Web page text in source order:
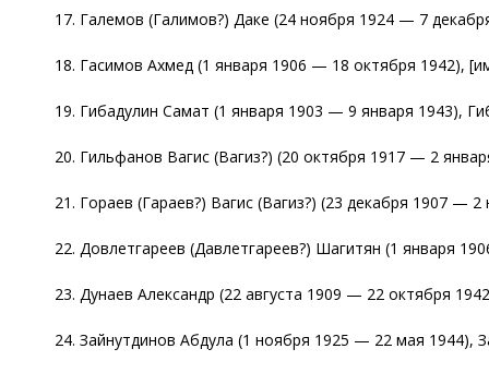
17. Галемов (Галимов?) Даке (24 ноября 1924 — 7
18. Гасимов Ахмед (1 января 1906 — 18 октября 1942),
19. Гибадулин Самат (1 января 1903 — 9 января 1943),
20. Гильфанов Вагис (Вагиз?) (20 октября 1917 — 2
21. Гораев (Гараев?) Вагис (Вагиз?) (23 декабря 1907 —
22. Довлетгареев (Давлетгареев?) Шагитян (1 января
23. Дунаев Александр (22 августа 1909 — 22 октября
24. Зайнутдинов Абдула (1 ноября 1925 — 22 мая 1944),